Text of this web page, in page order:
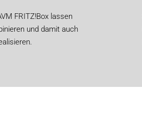
FRITZ!Box lassen
und damit auch